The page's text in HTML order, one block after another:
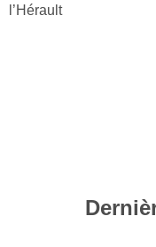
l’Hérault